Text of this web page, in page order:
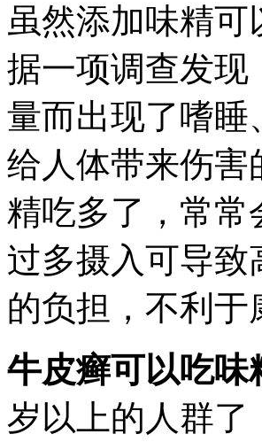
虽然添加味精
据一项调查发现
量而出现了嗜睡
给人体带来伤害
精吃多了，常
过多摄入可导
的负担，不利于
牛皮癣可以吃味
岁以上的人群了